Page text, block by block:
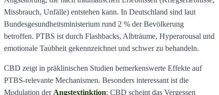
Missbrauch, Unfälle) entstehen kann. In Deutschland sind laut
Bundesgesundheitsministerium rund 2 % der Bevölkerung
betroffen. PTBS ist durch Flashbacks, Albträume, Hyperarousal und
emotionale Taubheit gekennzeichnet und schwer zu behandeln.
CBD zeigt in präklinischen Studien bemerkenswerte Effekte auf
PTBS-relevante Mechanismen. Besonders interessant ist die
Modulation der Angstextinktion: CBD scheint das Vergessen